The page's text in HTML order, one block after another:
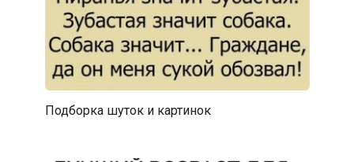
Подборка шуток и картинок